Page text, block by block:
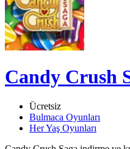
Candy Crush
Ücretsiz
Bulmaca Oyunları
Her Yaş Oyunları